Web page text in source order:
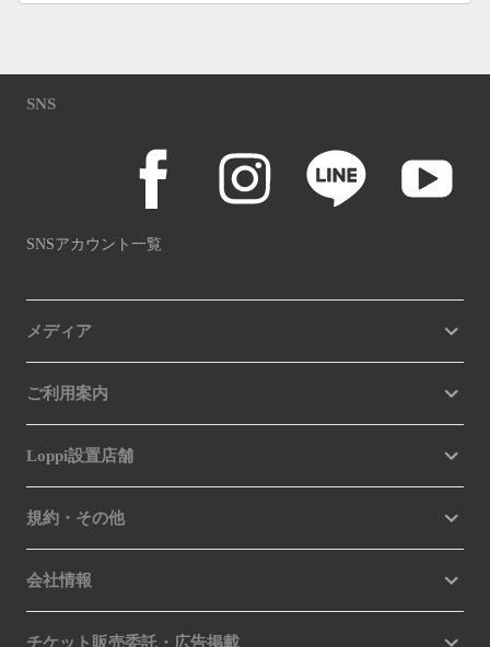
SNS
SNSアカウント一覧
メディア
ご利用案内
Loppi設置店舗
規約・その他
会社情報
チケット販売委託・広告掲載